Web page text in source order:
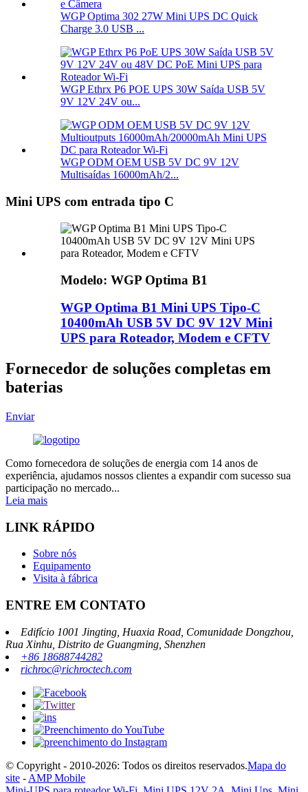
WGP Optima 302 27W Mini UPS DC Quick
Charge 3.0 USB ...
WGP Ethrx P6 POE UPS 30W Saída USB 5V
9V 12V 24V ou...
WGP ODM OEM USB 5V DC 9V 12V
Multisaídas 16000mAh/2...
Mini UPS com entrada tipo C
Modelo: WGP Optima B1
WGP Optima B1 Mini UPS Tipo-C
10400mAh USB 5V DC 9V 12V Mini
UPS para Roteador, Modem e CFTV
Fornecedor de soluções completas em
baterias
Enviar
Como fornecedora de soluções de energia com 14 anos de
experiência, ajudamos nossos clientes a expandir com sucesso sua
participação no mercado...
Leia mais
LINK RÁPIDO
Sobre nós
Equipamento
Visita à fábrica
ENTRE EM CONTATO
Edifício 1001 Jingting, Huaxia Road, Comunidade Dongzhou,
Rua Xinhu, Distrito de Guangming, Shenzhen
+86 18688744282
richroc@richroctech.com
© Copyright - 2010-2026: Todos os direitos reservados.Mapa do
site - AMP Mobile